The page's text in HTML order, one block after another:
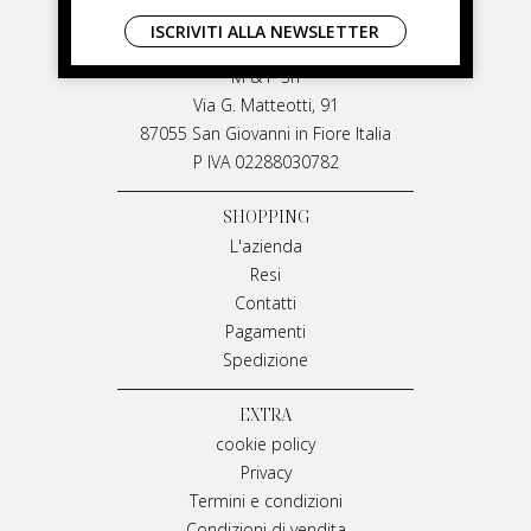
LIVIANA MIRARCHI
M & P Srl
Via G. Matteotti, 91
87055 San Giovanni in Fiore Italia
P IVA 02288030782
SHOPPING
L'azienda
Resi
Contatti
Pagamenti
Spedizione
EXTRA
cookie policy
Privacy
Termini e condizioni
ISCRIVITI ALLA NEWSLETTER